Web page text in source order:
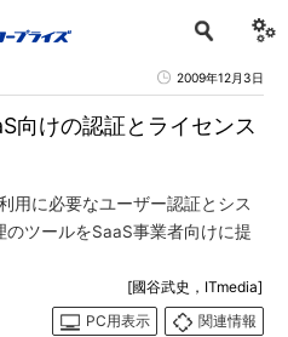
2009年12月3日
向けの認証とライセンス
用に必要なユーザー認証とシス
ツールをSaaS事業者向けに提
[國谷武史，ITmedia]
PC用表示
関連情報